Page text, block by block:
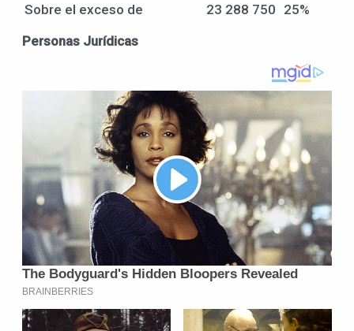
Sobre el exceso de 23 288 750 25%
Personas Jurídicas